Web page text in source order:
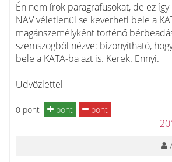
Én nem írok paragrafusokat, de ez
NAV véletlenül se keverheti bele a
magánszemélyként történő
szemszögből nézve: bizonyítható,
bele a KATA-ba azt is. Kerek. Ennyi.
Üdvözlettel
0 pont pont pont